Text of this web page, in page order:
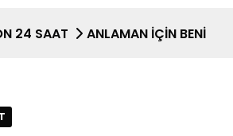
24 SAAT ANLAMAN İÇIN BENI